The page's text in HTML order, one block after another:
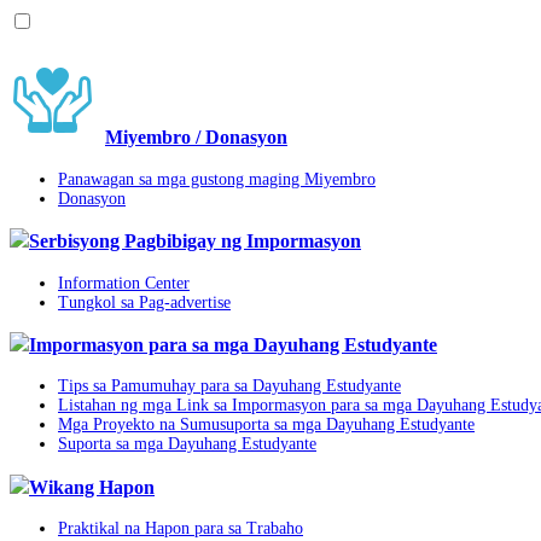
Miyembro / Donasyon
Panawagan sa mga gustong maging Miyembro
Donasyon
Serbisyong Pagbibigay ng Impormasyon
Information Center
Tungkol sa Pag-advertise
Impormasyon para sa mga Dayuhang Estudyante
Tips sa Pamumuhay para sa Dayuhang Estudyante
Listahan ng mga Link sa Impormasyon para sa mga Dayuhang
Mga Proyekto na Sumusuporta sa mga Dayuhang Estudyante
Suporta sa mga Dayuhang Estudyante
Wikang Hapon
Praktikal na Hapon para sa Trabaho